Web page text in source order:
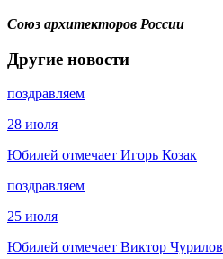
Союз архитекторов России
Другие новости
поздравляем
28 июля
Юбилей отмечает Игорь Козак
поздравляем
25 июля
Юбилей отмечает Виктор Чурилов